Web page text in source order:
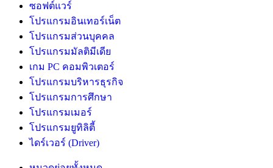
ซอฟต์แวร์
โปรแกรมอินเทอร์เน็ต
โปรแกรมส่วนบุคคล
โปรแกรมมัลติมีเดีย
เกม PC คอมพิวเตอร์
โปรแกรมบริหารธุรกิจ
โปรแกรมการศึกษา
โปรแกรมเมอร์
โปรแกรมยูทิลิตี้
ไดร์เวอร์ (Driver)